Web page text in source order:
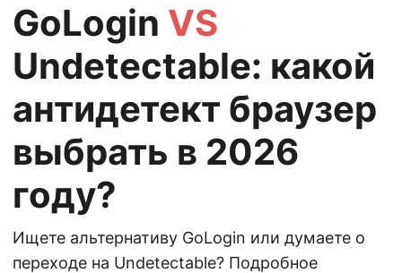
GoLogin VS
Undetectable: какой
антидетект браузер
выбрать в 2026
году?
Ищете альтернативу GoLogin или думаете о
переходе на Undetectable? Подробное